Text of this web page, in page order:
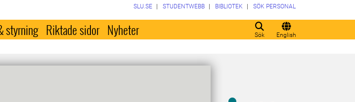
Sök English
SLU.SE STUDENTWEBB BIBLIOTEK SÖK PERSONAL
styrning Riktade sidor Nyheter